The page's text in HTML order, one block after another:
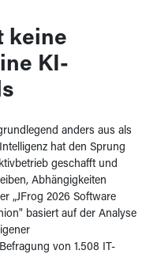
keine
KI-
anders aus als
hat den Sprung
geschafft und
Abhängigkeiten
„JFrog 2026 Software
basiert auf der Analyse
von 1.508 IT-